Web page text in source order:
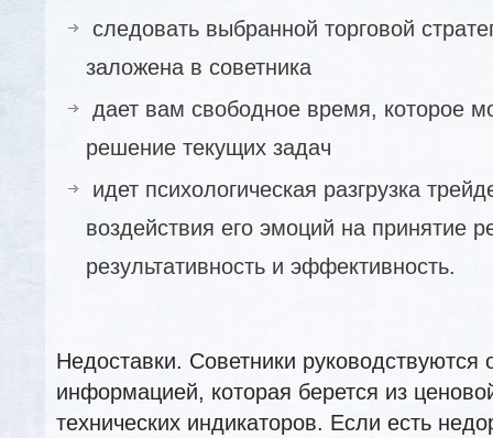
следовать выбранной торговой
заложена в советника
дает вам свободное время, которое
решение текущих задач
идет психологическая разгрузка
воздействия его эмоций на принятие
результативность и эффективность.
Недоставки. Советники руководствуются
информацией, которая берется из
технических индикаторов. Если есть